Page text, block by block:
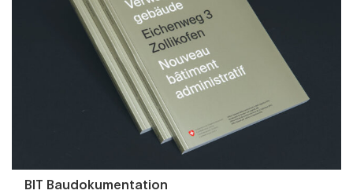
BIT Baudokumentation